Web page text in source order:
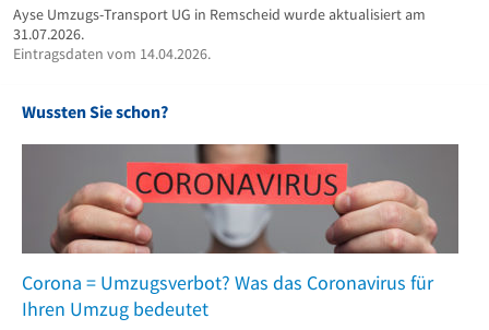
Ayse Umzugs-Transport UG in Remscheid wurde aktualisiert am
31.07.2026.
Eintragsdaten vom 14.04.2026.
Wussten Sie schon?
Corona = Umzugsverbot? Was das Coronavirus für
Ihren Umzug bedeutet